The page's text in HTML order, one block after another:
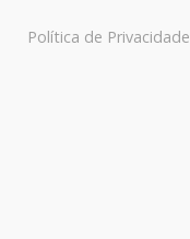
Política de Privacidade